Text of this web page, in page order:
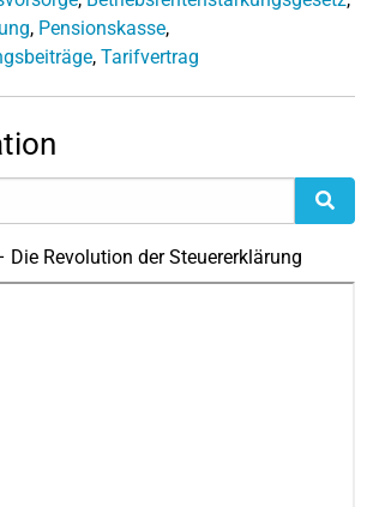
, Pensionskasse,
, Tarifvertrag
Die Revolution der Steuererklärung